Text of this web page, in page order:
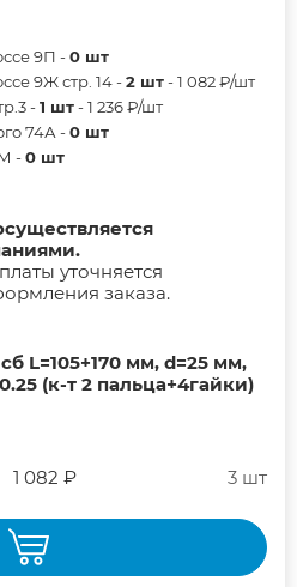
9П -0 шт
9Ж стр. 14 -2 шт- 1 082 ₽/шт
-1 шт- 1 236 ₽/шт
74А -0 шт
-0 шт
уточняется
заказа.
L=105+170 мм, d=25 мм,
(к-т 2 пальца+4гайки)
1 082 ₽ 3 шт